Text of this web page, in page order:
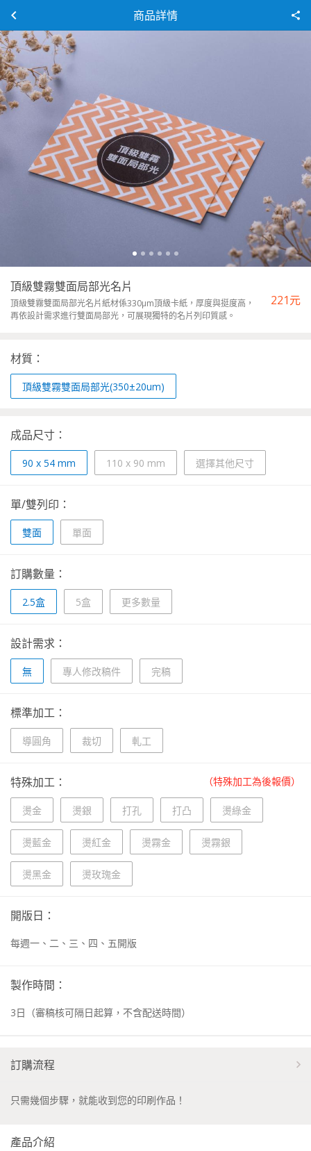
商品詳情
頂級雙霧雙面局部光名片
頂級雙霧雙面局部光名片紙材係330µm頂級卡紙，厚度與挺度高，
再依設計需求進行雙面局部光，可展現獨特的名片列印質感。
221元
材質：
頂級雙霧雙面局部光(350±20um)
成品尺寸：
90 x 54 mm 110 x 90 mm 選擇其他尺寸
單/雙列印：
雙面 單面
訂購數量：
2.5盒 5盒 更多數量
設計需求：
無 專人修改稿件 完稿
標準加工：
導圓角 裁切 軋工
特殊加工： （特殊加工為後報價）
燙金 燙銀 打孔 打凸 燙綠金
燙藍金 燙紅金 燙霧金 燙霧銀
燙黑金 燙玫瑰金
開版日：
每週一、二、三、四、五開版
製作時間：
3日 （審稿核可隔日起算，不含配送時間）
訂購流程
只需幾個步驟，就能收到您的印刷作品！
產品介紹